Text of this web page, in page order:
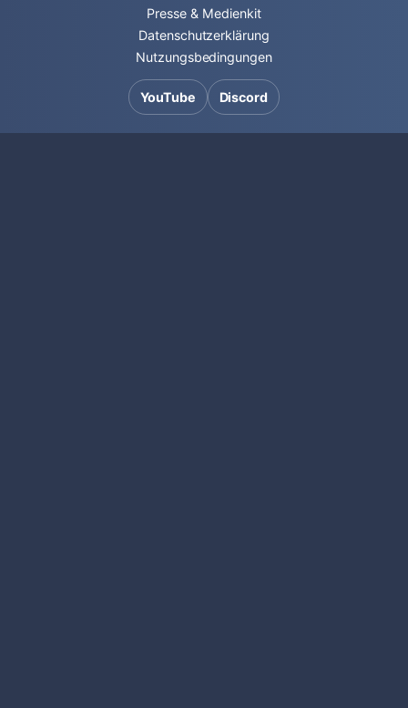
Presse & Medienkit
Datenschutzerklärung
Nutzungsbedingungen
YouTube Discord